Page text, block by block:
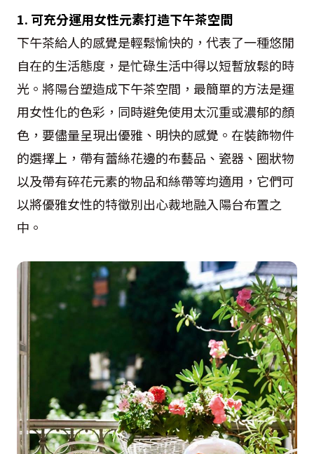
1. 可充分運用女性元素打造下午茶空間
下午茶給人的感覺是輕鬆愉快的，代表了一種悠閒
自在的生活態度，是忙碌生活中得以短暫放鬆的時
光。將陽台塑造成下午茶空間，最簡單的方法是運
用女性化的色彩，同時避免使用太沉重或濃郁的顏
色，要儘量呈現出優雅、明快的感覺。在裝飾物件
的選擇上，帶有蕾絲花邊的布藝品、瓷器、圈狀物
以及帶有碎花元素的物品和絲帶等均適用，它們可
以將優雅女性的特徵別出心裁地融入陽台布置之
中。